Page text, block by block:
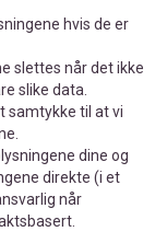
hvis de er
slettes når det ikke
slike data.
samtykke til at vi
dine og
direkte (i et
når